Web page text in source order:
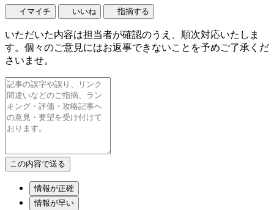
イマイチ いいね 指摘する
いただいた内容は担当者が確認のうえ、順次対応いたしま
す。個々のご意見にはお返事できないことを予めご了承くだ
さいませ。
情報が正確
情報が早い